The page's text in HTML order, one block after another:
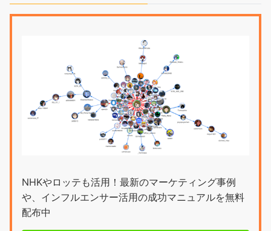
NHKやロッテも活用！最新のマーケティング事例
や、インフルエンサー活用の成功マニュアルを無料
配布中